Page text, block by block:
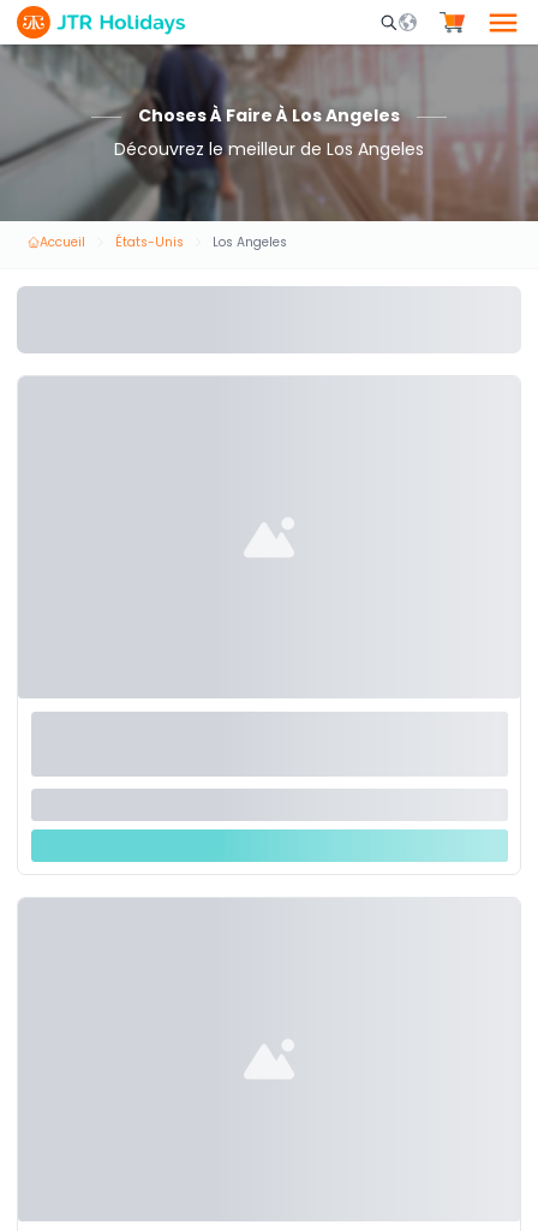
Mobile Search
Choses À Faire À Los Angeles
Découvrez le meilleur de Los Angeles
Accueil États-Unis Los Angeles